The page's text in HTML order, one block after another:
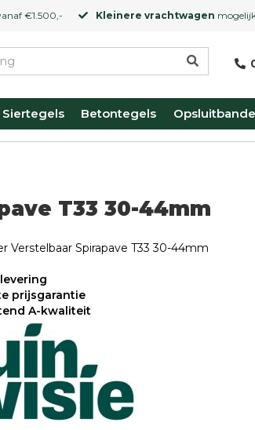
€1.500,- Kleinere vrachtwagen
Siertegels Betontegels
T33 30-44mm
Verstelbaar Spirapave T33 30-44mm
prijsgarantie
A-kwaliteit